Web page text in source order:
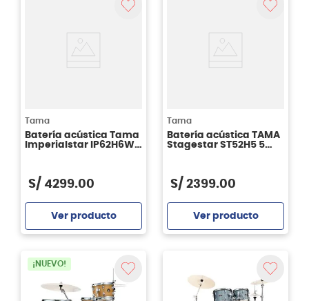
Tama
Batería acústica Tama
Imperialstar IP62H6W -
S/ 4299.00
Ver producto
Tama
Batería acústica TAMA
Stagestar ST52H5 5
S/ 2399.00
Ver producto
¡NUEVO!